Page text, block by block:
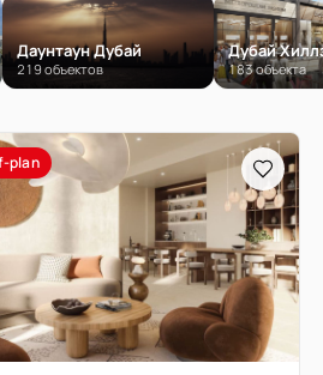
Даунтаун Дубай
219 объектов
Дубай
183 объекта
plan